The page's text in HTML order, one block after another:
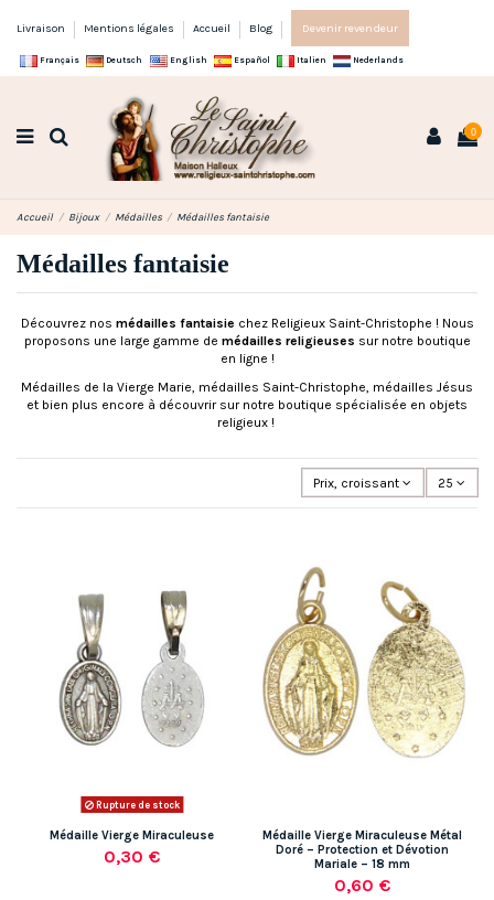
Livraison Mentions légales Accueil Blog Devenir revendeur
Français Deutsch English Español Italien Nederlands
0
Accueil Bijoux Médailles Médailles fantaisie
Médailles fantaisie
Découvrez nos médailles fantaisie chez Religieux Saint-Christophe ! Nous
proposons une large gamme de médailles religieuses sur notre boutique
en ligne !
Médailles de la Vierge Marie, médailles Saint-Christophe, médailles Jésus
et bien plus encore à découvrir sur notre boutique spécialisée en objets
religieux !
Prix, croissant 25
Rupture de stock
Médaille Vierge Miraculeuse
0,30 €
Médaille Vierge Miraculeuse Métal
Doré – Protection et Dévotion
Mariale – 18 mm
0,60 €